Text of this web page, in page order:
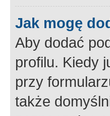
Jak mogę
Aby dodać
profilu. Kiedy
przy
także